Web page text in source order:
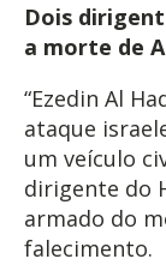
Dois
a morte de
“Ezedin Al
ataque
um veículo
dirigente do
armado do
falecimento.